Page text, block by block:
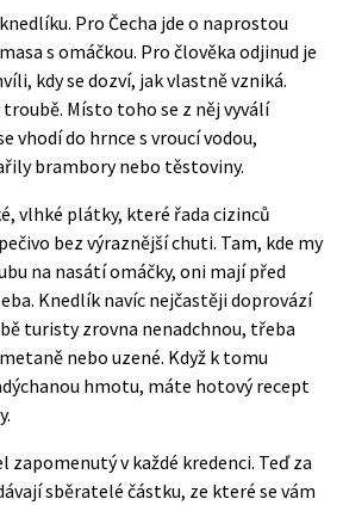
Pro Čecha jde o naprostou
s omáčkou. Pro člověka odjinud je
kdy se dozví, jak vlastně vzniká.
Místo toho se z něj vyválí
vhodí do hrnce s vroucí vodou,
brambory nebo těstoviny.
vlhké plátky, které řada cizinců
bez výraznější chuti. Tam, kde my
na nasátí omáčky, oni mají před
Knedlík navíc nejčastěji doprovází
turisty zrovna nenadchnou, třeba
nebo uzené. Když k tomu
hmotu, máte hotový recept
zapomenutý v každé kredenci. Teď za
sběratelé částku, ze které se vám